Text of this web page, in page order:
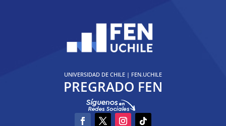
UNIVERSIDAD DE CHILE| FEN.UCHILE
PREGRADO FEN